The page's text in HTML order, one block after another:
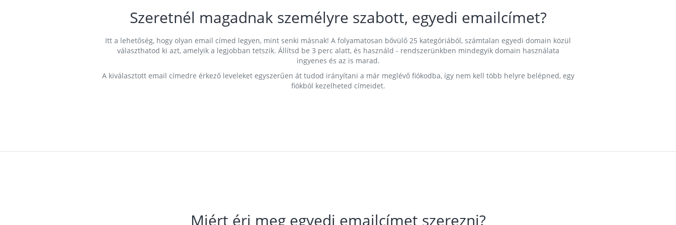
Szeretnél magadnak személyre szabott, egyedi emailcímet?
Itt a lehetőség, hogy olyan email címed legyen, mint senki másnak! A folyamatosan bővülő 25 kategóriából, számtalan egyedi domain közül
választhatod ki azt, amelyik a legjobban tetszik. Állítsd be 3 perc alatt, és használd - rendszerünkben mindegyik domain használata
ingyenes és az is marad.
A kiválasztott email címedre érkező leveleket egyszerűen át tudod irányítani a már meglévő fiókodba, így nem kell több helyre belépned, egy
fiókból kezelheted címeidet.
Miért éri meg egyedi emailcímet szerezni?